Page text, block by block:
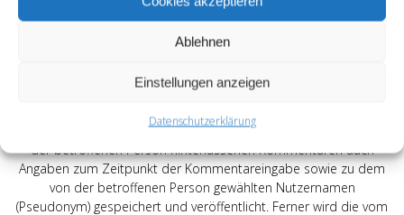
Ablehnen
Einstellungen anzeigen
Datenschutzerklärung
eine oder mehrere Personen, die Blogger oder Web-Blogger
genannt werden, Artikel posten oder Gedanken in sogenannten
Regel von Dritten kommentiert werden.
Hinterlässt eine betroffene Person einen Kommentar in dem auf
dieser Internetseite veröffentlichten Blog, werden neben den von
der betroffenen Person hinterlassenen Kommentaren auch
Angaben zum Zeitpunkt der Kommentareingabe sowie zu dem
von der betroffenen Person gewählten Nutzernamen
(Pseudonym) gespeichert und veröffentlicht. Ferner wird die vom